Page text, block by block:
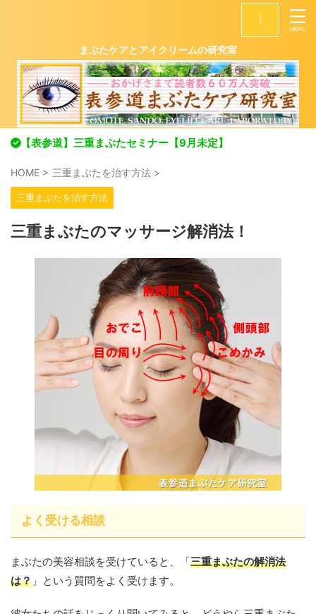
まぶたケアとアイクリームの研究室
【表参道】三重まぶたセミナー【9月未定】
HOME > 三重まぶたを治す方法 >
三重まぶたを治す方法
三重まぶたのマッサージ解消法！
よく受ける相談
まぶたの美容相談を受けていると、「三重まぶたの解消法
は？ 」という質問をよく受けます。